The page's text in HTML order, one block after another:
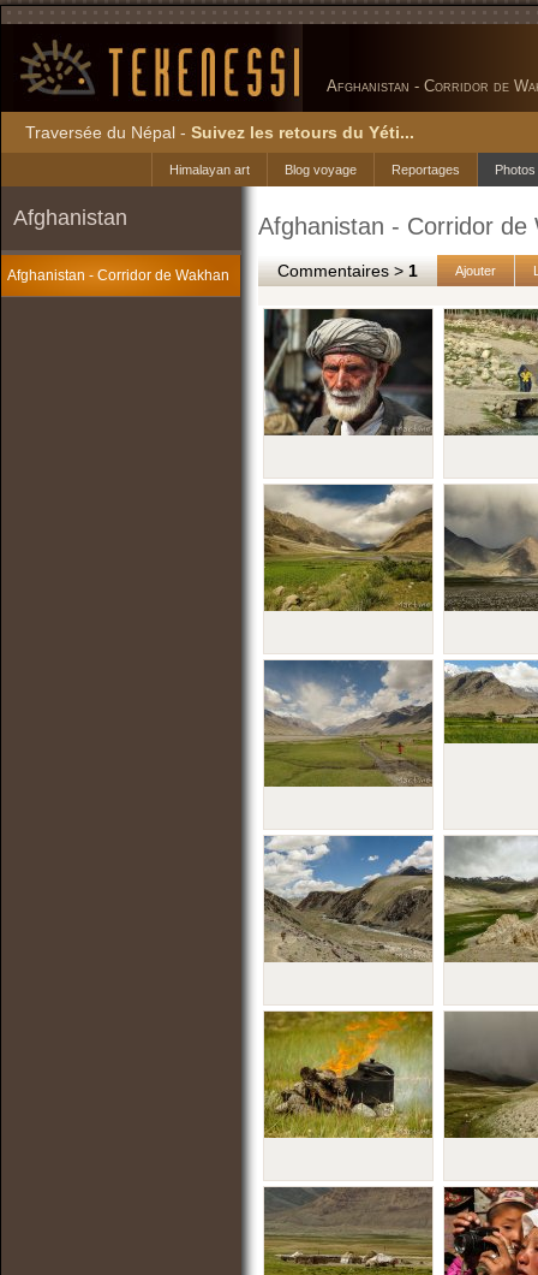
Afghanistan - Corridor de
Traversée du Népal - Suivez les retours du Yéti...
Photos
Reportages
Blog voyage
Himalayan art
Afghanistan
Afghanistan - Corridor de Wakhan
Afghanistan - Corridor de
Commentaires >1 Ajouter